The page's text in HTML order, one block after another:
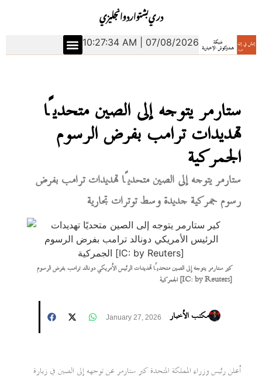
انجليزياردوبشتودري
10:27:35 AM | 07/08/2026
ستارمر يتوجه إلى الصين متحديًا
تهديدات ترامب بفرض الرسوم
الجمركية
ستارمر يتوجه إلى الصين متحديًا تهديدات ترامب بفرض
رسوم جمركية جديدة وسط توترات تجارية
كير ستارمر يتوجه إلى الصين متحديًا تهديدات الرئيس الأمريكي دونالد ترامب بفرض الرسوم
الجمركية [IC: by Reuters]
مكتب الأخبار January 27, 2026
أعلن رئيس وزراء المملكة المتحدة كير ستارمر عن توجهه إلى الصين في زيارة